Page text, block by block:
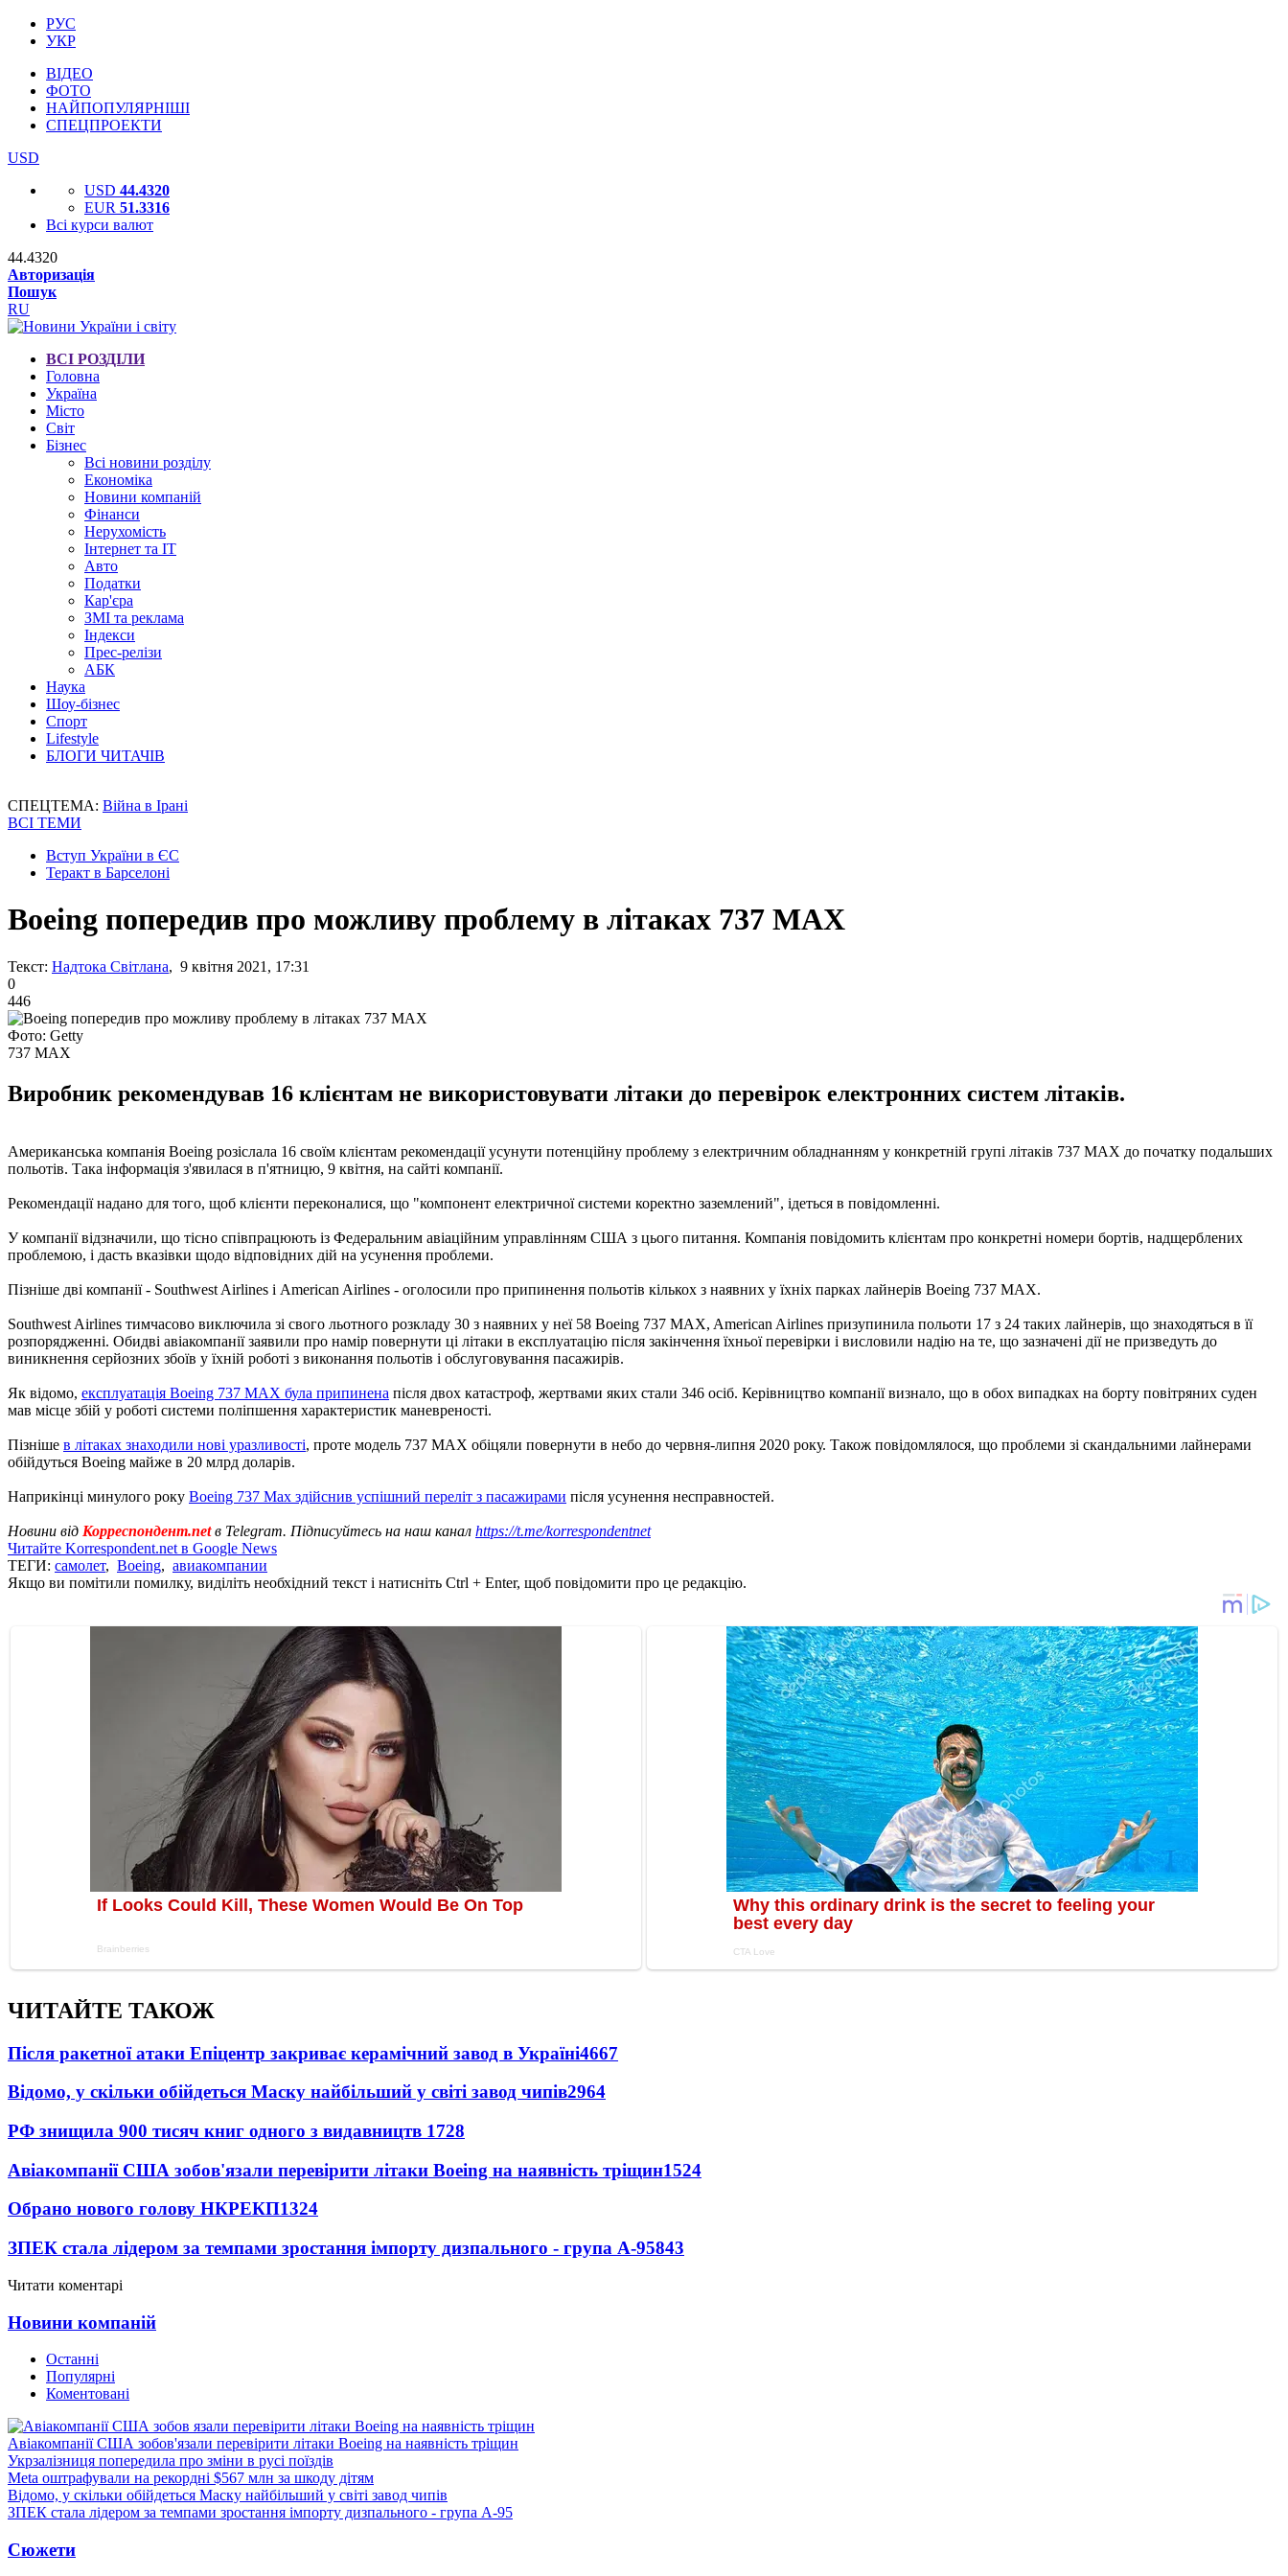
РУС
УКР
ВІДЕО
ФОТО
НАЙПОПУЛЯРНІШІ
СПЕЦПРОЕКТИ
USD
USD 44.4320
EUR 51.3316
Всі курси валют
44.4320
Авторизація
Пошук
RU
ВСІ РОЗДІЛИ
Головна
Україна
Місто
Світ
Бізнес
Всі новини розділу
Економіка
Новини компаній
Фінанси
Нерухомість
Інтернет та IT
Авто
Податки
Кар'єра
ЗМІ та реклама
Індекси
Прес-релізи
АБК
Наука
Шоу-бізнес
Спорт
Lifestyle
БЛОГИ ЧИТАЧІВ
СПЕЦТЕМА: Війна в Ірані
ВСІ ТЕМИ
Вступ України в ЄС
Теракт в Барселоні
Boeing попередив про можливу проблему в літаках 737 MAX
Текст: Надтока Світлана, 9 квітня 2021, 17:31
0
446
Фото: Getty
737 MAX
Виробник рекомендував 16 клієнтам не використовувати літаки до перевірок електронних систем літаків.
Американська компанія Boeing розіслала 16 своїм клієнтам рекомендації усунути потенційну проблему з електричним обладнанням у конкретній групі літаків 737 MAX до початку подальших
польотів. Така інформація з'явилася в п'ятницю, 9 квітня, на сайті компанії.
Рекомендації надано для того, щоб клієнти переконалися, що "компонент електричної системи коректно заземлений", ідеться в повідомленні.
У компанії відзначили, що тісно співпрацюють із Федеральним авіаційним управлінням США з цього питання. Компанія повідомить клієнтам про конкретні номери бортів, надщерблених
проблемою, і дасть вказівки щодо відповідних дій на усунення проблеми.
Пізніше дві компанії - Southwest Airlines і American Airlines - оголосили про припинення польотів кількох з наявних у їхніх парках лайнерів Boeing 737 MAX.
Southwest Airlines тимчасово виключила зі свого льотного розкладу 30 з наявних у неї 58 Boeing 737 MAX, American Airlines призупинила польоти 17 з 24 таких лайнерів, що знаходяться в її
розпорядженні. Обидві авіакомпанії заявили про намір повернути ці літаки в експлуатацію після закінчення їхньої перевірки і висловили надію на те, що зазначені дії не призведуть до
виникнення серйозних збоїв у їхній роботі з виконання польотів і обслуговування пасажирів.
Як відомо, експлуатація Boeing 737 MAX була припинена після двох катастроф, жертвами яких стали 346 осіб. Керівництво компанії визнало, що в обох випадках на борту повітряних суден
мав місце збій у роботі системи поліпшення характеристик маневреності.
Пізніше в літаках знаходили нові уразливості, проте модель 737 MAX обіцяли повернути в небо до червня-липня 2020 року. Також повідомлялося, що проблеми зі скандальними лайнерами
обійдуться Boeing майже в 20 млрд доларів.
Наприкінці минулого року Boeing 737 Max здійснив успішний переліт з пасажирами після усунення несправностей.
Новини від Корреспондент.netв Telegram. Підписуйтесь на наш канал https://t.me/korrespondentnet
Читайте Korrespondent.net в Google News
ТЕГИ: самолет, Boeing, авиакомпании
Якщо ви помітили помилку, виділіть необхідний текст і натисніть Ctrl + Enter, щоб повідомити про це редакцію.
ЧИТАЙТЕ ТАКОЖ
Після ракетної атаки Епіцентр закриває керамічний завод в Україні4667
Відомо, у скільки обійдеться Маску найбільший у світі завод чипів2964
РФ знищила 900 тисяч книг одного з видавництв 1728
Авіакомпанії США зобов'язали перевірити літаки Boeing на наявність тріщин1524
Обрано нового голову НКРЕКП1324
ЗПЕК стала лідером за темпами зростання імпорту дизпального - група А-95843
Читати коментарі
Новини компаній
Останні
Популярні
Коментовані
Авіакомпанії США зобов'язали перевірити літаки Boeing на наявність тріщин
Укрзалізниця попередила про зміни в русі поїздів
Meta оштрафували на рекордні $567 млн за шкоду дітям
Відомо, у скільки обійдеться Маску найбільший у світі завод чипів
ЗПЕК стала лідером за темпами зростання імпорту дизпального - група А-95
Сюжети